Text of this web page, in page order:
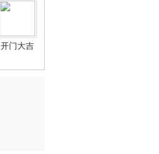
开门大吉